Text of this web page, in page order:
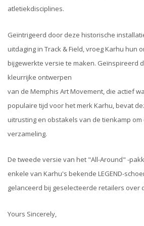
atletiekdisciplines.
Geïntrigeerd door deze historische
uitdaging in Track & Field, vroeg Karhu hun
bijgewerkte versie te maken. Geïnspireerd
kleurrijke ontwerpen
van de Memphis Art Movement, die actief
populaire tijd voor het merk Karhu, bevat
uitrusting en obstakels van de tienkamp om
verzameling.
De tweede versie van het "All-Around" -
enkele van Karhu's bekende LEGEND-
gelanceerd bij geselecteerde retailers over
Yours Sincerely,